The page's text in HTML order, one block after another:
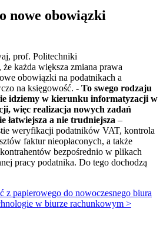
nowe obowiązki
prof. Politechniki
każda większa zmiana prawa
obowiązki na podatnikach a
na księgowość. - To swego rodzaju
idziemy w kierunku informatyzacji w
więc realizacja nowych zadań
łatwiejsza a nie trudniejsza –
weryfikacji podatników VAT, kontrola
faktur nieopłaconych, a także
bezpośrednio w plikach
pracy podatnika. Do tego dochodzą
z papierowego do nowoczesnego biura
w biurze rachunkowym >